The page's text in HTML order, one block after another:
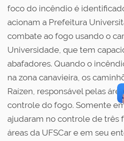
foco do incêndio é
acionam a Prefeitura
combate ao fogo usando o
Universidade, que tem
abafadores. Quando o
na zona canavieira, os
Raízen, responsável pelas
controle do fogo. Somente
ajudaram no controle de três
áreas da UFSCar e em seu